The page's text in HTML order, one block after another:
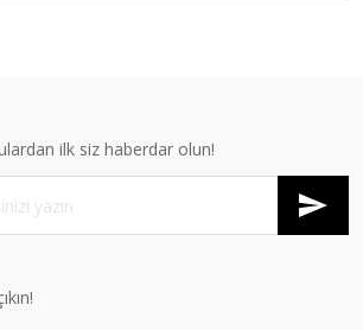
ilk siz haberdar olun!